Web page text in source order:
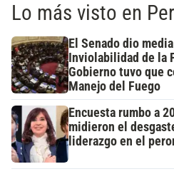
Lo más visto en
El Senado dio
Inviolabilidad de la
Gobierno tuvo que
Manejo del Fuego
Encuesta rumbo a
midieron el
liderazgo en el